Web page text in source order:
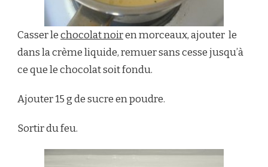
Casser lechocolat noiren morceaux, ajouter le
dans la crème liquide, remuer sans cesse jusqu’à
ce que le chocolat soit fondu.
Ajouter 15 g de sucre en poudre.
Sortir du feu.